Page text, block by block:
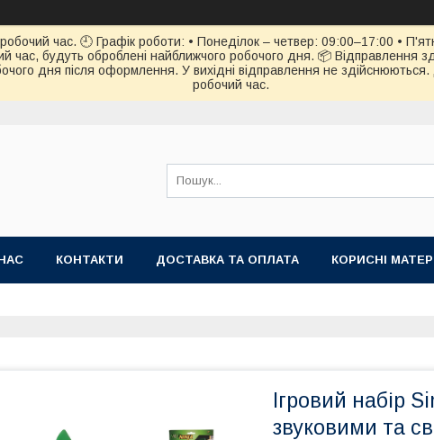
час. 🕘 Графік роботи: • Понеділок – четвер: 09:00–17:00 •
час, будуть оброблені найближчого робочого дня. 📦 Відправлення
дня після оформлення. У вихідні відправлення не
робочий час.
КОНТАКТИ ДОСТАВКА ТА ОПЛАТА КОРИСНІ
Ігровий набір
звуковими та